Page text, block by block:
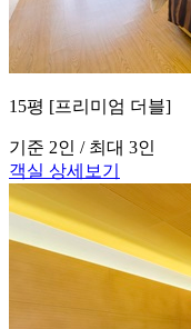
15평 [프리미엄 더블]
기준 2인 / 최대 3인
객실 상세보기